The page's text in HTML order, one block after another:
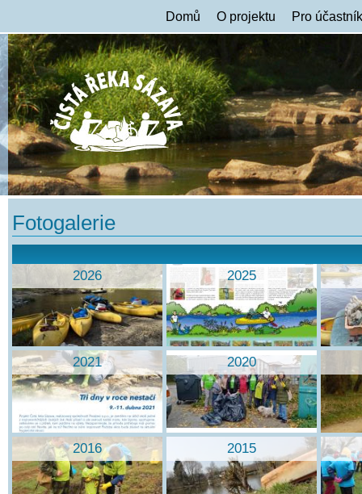
Domů O projektu Pro
Fotogalerie
2026 2025
2021 2020
2016 2015